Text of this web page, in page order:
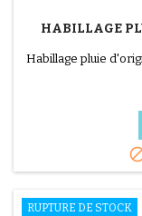
HABILLAGE
Habillage pluie
RUPTURE DE STOCK